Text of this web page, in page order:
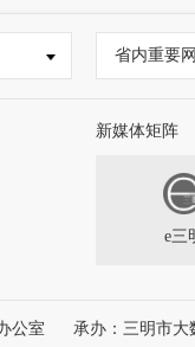
省内重要
新媒体矩阵
e三
公室 承办：三明市大